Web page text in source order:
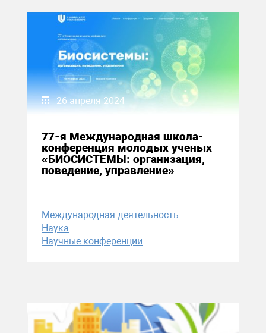
26 апреля 2024
77-я Международная школа-
конференция молодых ученых
«БИОСИСТЕМЫ: организация,
поведение, управление»
Международная деятельность
Наука
Научные конференции